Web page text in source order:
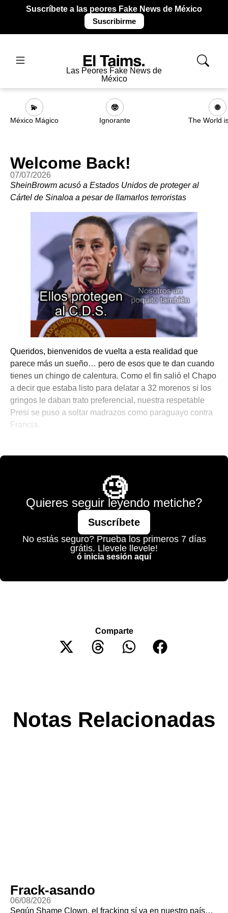
Suscríbete a las peores Fake News de México
Suscribirme
Las Peores Fake News de
México
💫
México Mágico
🤓
Ignorante
🌐
The World
Welcome Back!
07/07/2026
SheinBrowm acusó a Estados Unidos de proteger al
Cártel de Sinaloa a pesar de llamarlos terroristas
Queridos, bienvenidos de vuelta a esta realidad que
parece más un sueño… pero de esos que te dan cuando
tienes un chingo de calentura. Como el fin salió el Chapo
a decir que estaba listo para delatar a 32 morenos si los
gringos le daban trato preferencial, nuestra respetable
Presi se puso a soltar madrazos como paraguayo contra
Francia.
🧐
Quieres seguir leyendo metiche?
Suscríbete
No estás seguro? Prueba los primeros 7 días
grátis. Llevele llevele!
ó inicia sesión aquí
Comparte
Notas Relacionadas
Frack-asando
06/08/2026
Según Shame Clown, el fracking sí va en nuestro país…